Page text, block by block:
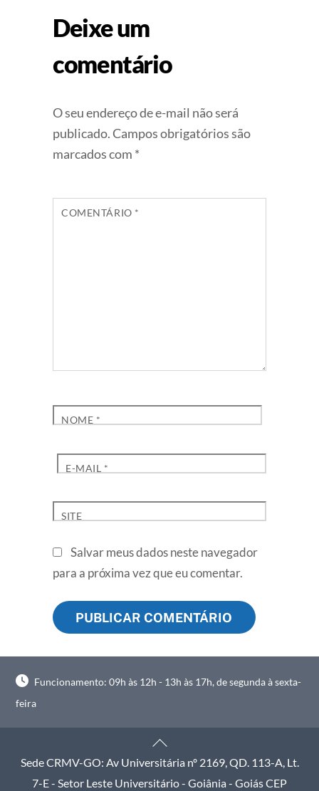
Deixe um
comentário
O seu endereço de e-mail não será
publicado.Campos obrigatórios são
marcados com *
COMENTÁRIO *
NOME *
E-MAIL *
SITE
Salvar meus dados neste navegador
para a próxima vez que eu comentar.
Funcionamento: 09h às 12h - 13h às 17h, de segunda à sexta-
feira
Back
To
Top
Sede CRMV-GO: Av Universitária nº 2169, QD. 113-A, Lt.
7-E - Setor Leste Universitário - Goiânia - Goiás CEP